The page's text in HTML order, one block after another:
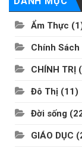
Ẩm Thực
Chính
CHÍNH TRỊ
Đô Thị (11)
Đời sống
GIÁO DỤC